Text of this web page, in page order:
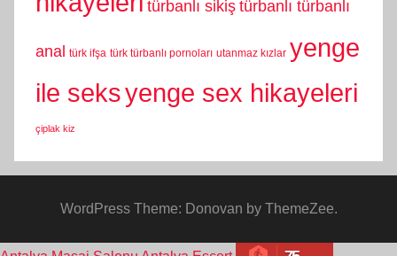
türbanlı sikiş türbanlı türbanlı
anal türk ifşa türk türbanlı pornoları utanmaz kızlar yenge
ile seksyenge sex hikayeleri
çiplak kiz
WordPress Theme: Donovan by ThemeZee.